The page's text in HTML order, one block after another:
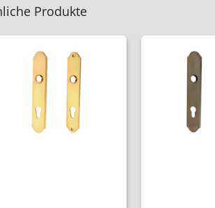
Produkte